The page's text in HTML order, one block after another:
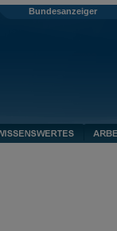
Bundesanzeiger